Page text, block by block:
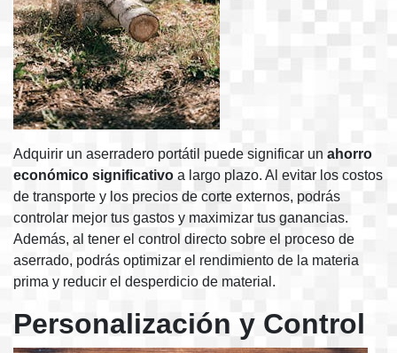
Adquirir un aserradero portátil puede significar un ahorro
económico significativo a largo plazo. Al evitar los costos
de transporte y los precios de corte externos, podrás
controlar mejor tus gastos y maximizar tus ganancias.
Además, al tener el control directo sobre el proceso de
aserrado, podrás optimizar el rendimiento de la materia
prima y reducir el desperdicio de material.
Personalización y Control